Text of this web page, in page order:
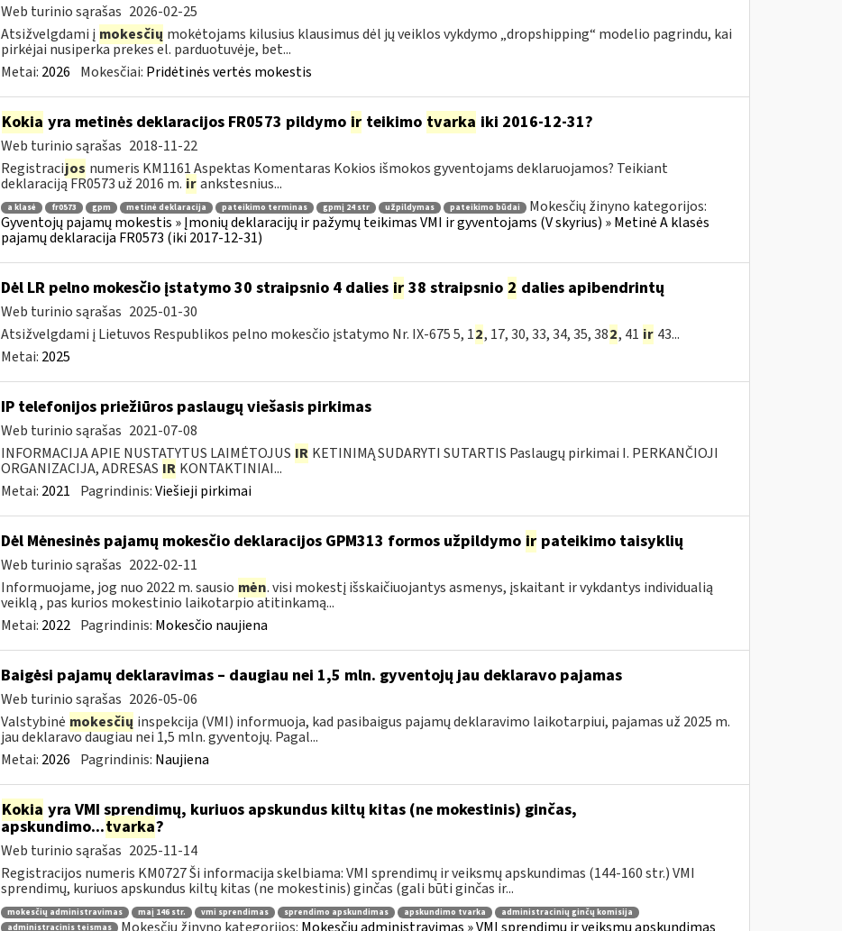
Web turinio sąrašas 2026-02-25
Atsižvelgdami į mokesčių mokėtojams kilusius klausimus dėl jų veiklos vykdymo „dropshipping“ modelio pagrindu, kai
pirkėjai nusiperka prekes el. parduotuvėje, bet...
Metai: 2026 Mokesčiai: Pridėtinės vertės mokestis
Kokia yra metinės deklaracijos FR0573 pildymo irteikimo tvarka iki 2016-12-31?
Web turinio sąrašas 2018-11-22
Registracijos numeris KM1161 Aspektas Komentaras Kokios išmokos gyventojams deklaruojamos? Teikiant
deklaraciją FR0573 už 2016 m. ir ankstesnius...
a klasė fr0573 gpm metinė deklaracija pateikimo terminas gpmį 24 str užpildymas pateikimo būdai
Mokesčių žinyno kategorijos:
Gyventojų pajamų mokestis » Įmonių deklaracijų ir pažymų teikimas VMI ir gyventojams (V skyrius) » Metinė A klasės
pajamų deklaracija FR0573 (iki 2017-12-31)
Dėl LR pelno mokesčio įstatymo 30 straipsnio 4 dalies ir38 straipsnio 2 dalies apibendrintų
Web turinio sąrašas 2025-01-30
Atsižvelgdami į Lietuvos Respublikos pelno mokesčio įstatymo Nr. IX-675 5, 12, 17, 30, 33, 34, 35, 382, 41 ir 43...
Metai: 2025
IP telefonijos priežiūros paslaugų viešasis pirkimas
Web turinio sąrašas 2021-07-08
INFORMACIJA APIE NUSTATYTUS LAIMĖTOJUS IR KETINIMĄ SUDARYTI SUTARTIS Paslaugų pirkimai I. PERKANČIOJI
ORGANIZACIJA, ADRESAS IR KONTAKTINIAI...
Metai: 2021 Pagrindinis:Viešieji pirkimai
Dėl Mėnesinės pajamų mokesčio deklaracijos GPM313 formos užpildymo irpateikimo taisyklių
Web turinio sąrašas 2022-02-11
Informuojame, jog nuo 2022 m. sausio mėn. visi mokestį išskaičiuojantys asmenys, įskaitant ir vykdantys individualią
veiklą , pas kurios mokestinio laikotarpio atitinkamą...
Metai: 2022 Pagrindinis: Mokesčio naujiena
Baigėsi pajamų deklaravimas – daugiau nei 1,5 mln. gyventojų jau deklaravo pajamas
Web turinio sąrašas 2026-05-06
Valstybinė mokesčių inspekcija (VMI) informuoja, kad pasibaigus pajamų deklaravimo laikotarpiui, pajamas už 2025 m.
jau deklaravo daugiau nei 1,5 mln. gyventojų. Pagal...
Metai: 2026 Pagrindinis: Naujiena
Kokia yra VMI sprendimų, kuriuos apskundus kiltų kitas (ne mokestinis) ginčas,
apskundimo...tvarka?
Web turinio sąrašas 2025-11-14
Registracijos numeris KM0727 Ši informacija skelbiama: VMI sprendimų ir veiksmų apskundimas (144-160 str.) VMI
sprendimų, kuriuos apskundus kiltų kitas (ne mokestinis) ginčas (gali būti ginčas ir...
mokesčių administravimas maį 146 str. vmi sprendimas sprendimo apskundimas apskundimo tvarka
administracinių ginčų komisija
administracinis teismas